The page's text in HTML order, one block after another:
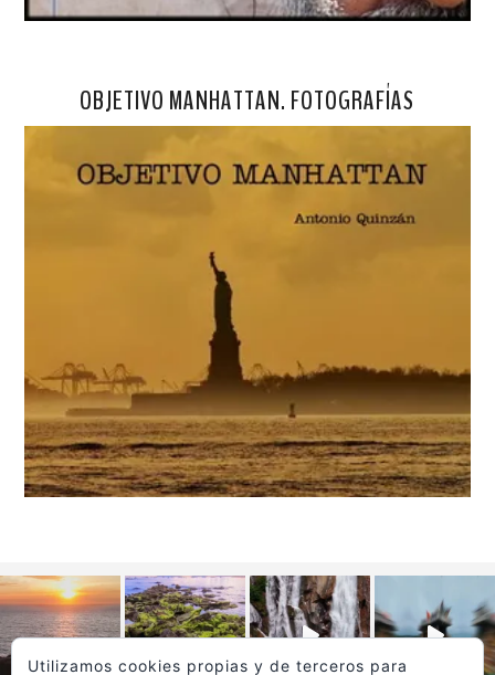
OBJETIVO MANHATTAN. FOTOGRAFÍAS
Utilizamos cookies propias y de terceros para